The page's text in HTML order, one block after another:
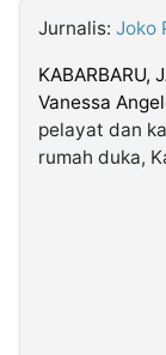
Jurnalis: Joko
KABARBARU,
Vanessa Angel
pelayat dan
rumah duka,